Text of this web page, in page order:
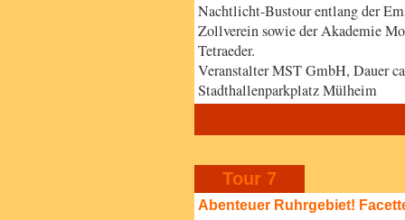
Nachtlicht-Bustour entlang der
Zollverein sowie der Akademie
Tetraeder.
Veranstalter MST GmbH, Dauer
Stadthallenparkplatz Mülheim
Tour 7
Abenteuer Ruhrgebiet!